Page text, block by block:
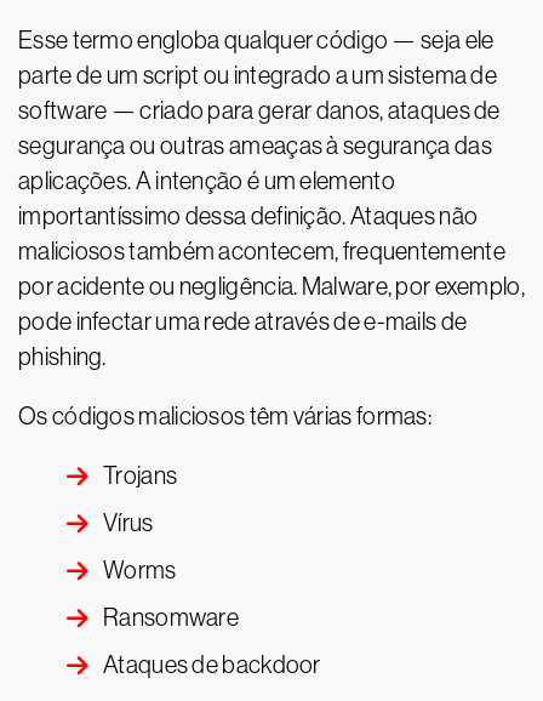
Esse termo engloba qualquer código — seja ele
parte de um script ou integrado a um sistema de
software — criado para gerar danos, ataques de
segurança ou outras ameaças à segurança das
aplicações. A intenção é um elemento
importantíssimo dessa definição. Ataques não
maliciosos também acontecem, frequentemente
por acidente ou negligência. Malware, por exemplo,
pode infectar uma rede através de e-mails de
phishing.
Os códigos maliciosos têm várias formas:
Trojans
Vírus
Worms
Ransomware
Ataques de backdoor